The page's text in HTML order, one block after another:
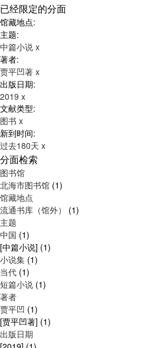
已经限定的分面
馆藏地点:
主题:
中篇小说 x
著者:
贾平凹著 x
出版日期:
2019 x
文献类型:
图书 x
新到时间:
过去180天 x
分面检索
图书馆
北海市图书馆 (1)
馆藏地点
流通书库（馆外） (1)
主题
中国 (1)
[中篇小说] (1)
小说集 (1)
当代 (1)
短篇小说 (1)
著者
贾平凹 (1)
[贾平凹著] (1)
出版日期